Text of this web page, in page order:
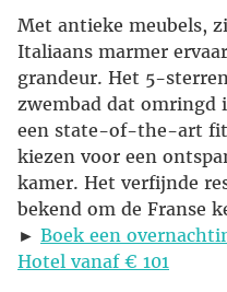
Met antieke meubels,
Italiaans marmer
grandeur. Het 5-
zwembad dat omringd
een state-of-the-art
kiezen voor een
kamer. Het verfijnde
bekend om de Franse
► Boek een
Hotel vanaf € 101